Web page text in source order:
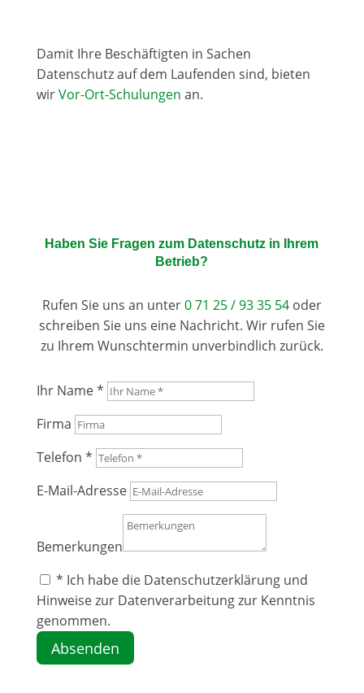
Damit Ihre Beschäftigten in Sachen
Datenschutz auf dem Laufenden sind, bieten
wirVor-Ort-Schulungen an.
Haben Sie Fragen zum Datenschutz in Ihrem
Betrieb?
Rufen Sie uns an unter0 71 25 / 93 35 54oder
schreiben Sie uns eine Nachricht. Wir rufen Sie
zu Ihrem Wunschtermin unverbindlich zurück.
Ihr Name *
Firma
Telefon *
E-Mail-Adresse
Bemerkungen
* Ich habe die Datenschutzerklärung und
Hinweise zur Datenverarbeitung zur Kenntnis
genommen.
Absenden